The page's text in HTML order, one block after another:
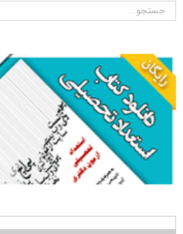
جستجو